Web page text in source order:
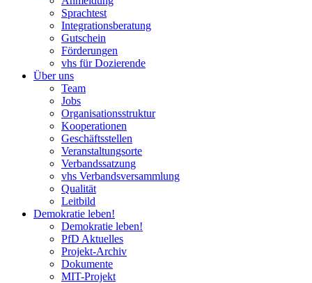
Sprachtest
Integrationsberatung
Gutschein
Förderungen
vhs für Dozierende
Über uns
Team
Jobs
Organisationsstruktur
Kooperationen
Geschäftsstellen
Veranstaltungsorte
Verbandssatzung
vhs Verbandsversammlung
Qualität
Leitbild
Demokratie leben!
Demokratie leben!
PfD Aktuelles
Projekt-Archiv
Dokumente
MIT-Projekt